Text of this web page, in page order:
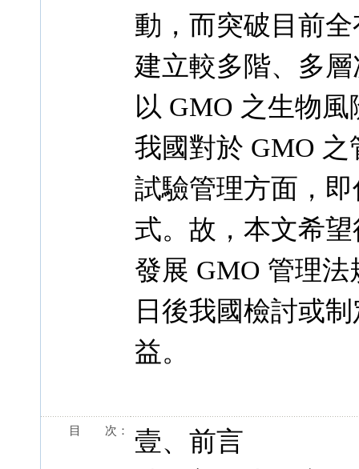
動，而突破目前
建立較多階、多
以 GMO 之生物
我國對於 GMO
試驗管理方面，
式。故，本文希
發展 GMO 管理
日後我國檢討或
益。
目 次：
壹、前言